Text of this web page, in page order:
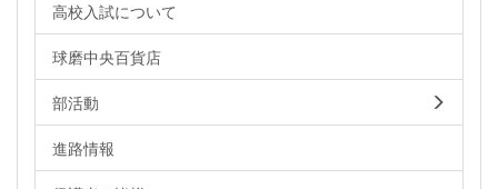
高校入試について
球磨中央百貨店
部活動
進路情報